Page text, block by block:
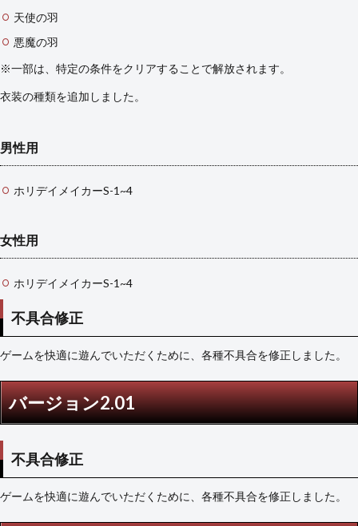
天使の羽
悪魔の羽
※一部は、特定の条件をクリアすることで解放されます。
衣装の種類を追加しました。
男性用
ホリデイメイカーS-1~4
女性用
ホリデイメイカーS-1~4
不具合修正
ゲームを快適に遊んでいただくために、各種不具合を修正しました。
バージョン2.01
不具合修正
ゲームを快適に遊んでいただくために、各種不具合を修正しました。